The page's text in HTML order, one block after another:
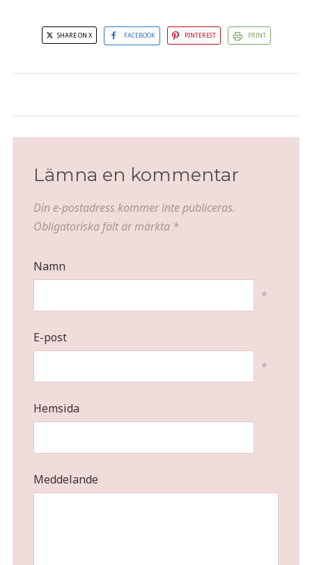
SHARE ON X FACEBOOK PINTEREST PRINT
och pommes frites
Lämna en kommentar
Din e-postadress kommer inte publiceras.
Obligatoriska fält är märkta *
Namn
*
E-post
*
Hemsida
Meddelande